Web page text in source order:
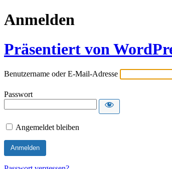
Anmelden
Präsentiert von
Benutzername oder E-Mail-Adresse
Passwort
Angemeldet bleiben